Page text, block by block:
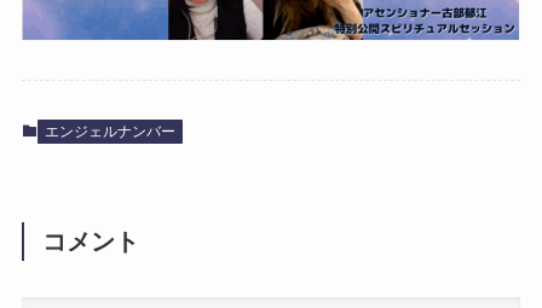
エンジェルナンバー
コメント